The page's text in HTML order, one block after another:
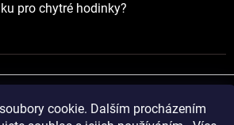
cookie. Dalším procházením
pro chytré hodinky?
Vytvořil Shoptet